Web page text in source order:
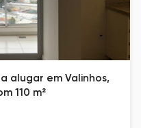
alugar em Valinhos,
110 m²